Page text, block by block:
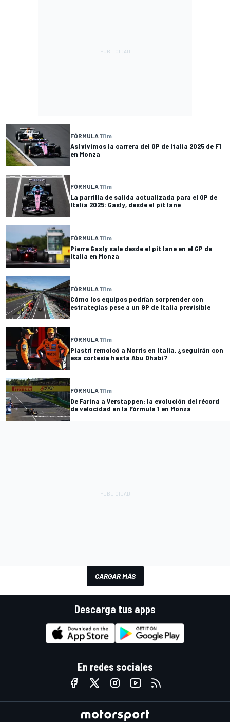
FÓRMULA 111 m
Así vivimos la carrera del GP de Italia 2025 de F1
en Monza
FÓRMULA 111 m
La parrilla de salida actualizada para el GP de
Italia 2025: Gasly, desde el pit lane
FÓRMULA 111 m
Pierre Gasly sale desde el pit lane en el GP de
Italia en Monza
FÓRMULA 111 m
Cómo los equipos podrían sorprender con
estrategias pese a un GP de Italia previsible
FÓRMULA 111 m
Piastri remolcó a Norris en Italia, ¿seguirán con
esa cortesía hasta Abu Dhabi?
FÓRMULA 111 m
De Farina a Verstappen: la evolución del récord
de velocidad en la Fórmula 1 en Monza
CARGAR MÁS
Descarga tus apps
En redes sociales